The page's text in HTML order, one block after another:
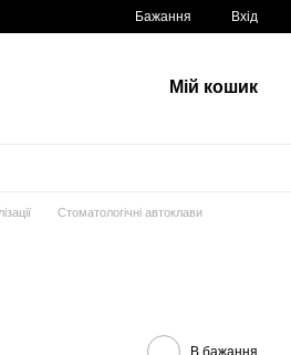
Бажання Вхід
Мій кошик
Стоматологічні автоклави
В бажання